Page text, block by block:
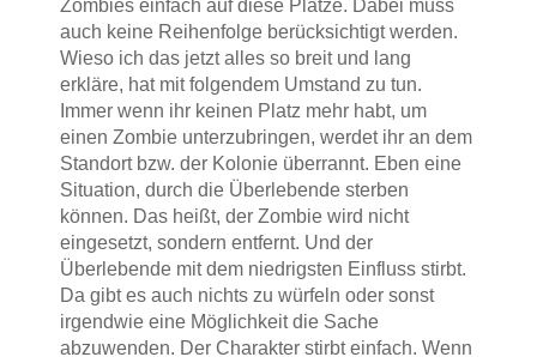
Zombies einfach auf diese Plätze. Dabei muss
auch keine Reihenfolge berücksichtigt werden.
Wieso ich das jetzt alles so breit und lang
erkläre, hat mit folgendem Umstand zu tun.
Immer wenn ihr keinen Platz mehr habt, um
einen Zombie unterzubringen, werdet ihr an dem
Standort bzw. der Kolonie überrannt. Eben eine
Situation, durch die Überlebende sterben
können. Das heißt, der Zombie wird nicht
eingesetzt, sondern entfernt. Und der
Überlebende mit dem niedrigsten Einfluss stirbt.
Da gibt es auch nichts zu würfeln oder sonst
irgendwie eine Möglichkeit die Sache
abzuwenden. Der Charakter stirbt einfach. Wenn